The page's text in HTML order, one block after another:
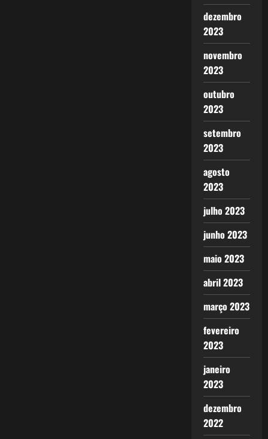
dezembro
2023
novembro
2023
outubro
2023
setembro
2023
agosto
2023
julho 2023
junho 2023
maio 2023
abril 2023
março 2023
fevereiro
2023
janeiro
2023
dezembro
2022